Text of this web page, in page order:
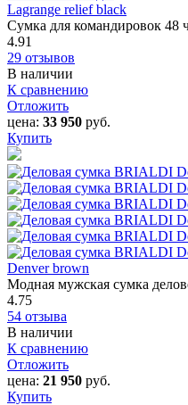
Lagrange relief black
Сумка для командировок 48
4.91
29 отзывов
В наличии
К сравнению
Отложить
цена: 33 950 руб.
Купить
Denver brown
Модная мужская сумка
4.75
54 отзыва
В наличии
К сравнению
Отложить
цена: 21 950 руб.
Купить